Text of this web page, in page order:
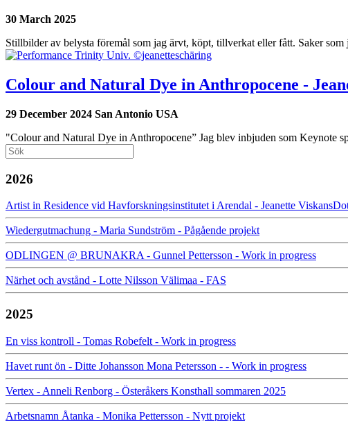
30 March 2025
Stillbilder av belysta föremål som jag ärvt, köpt, tillverkat eller fått. Saker
Colour and Natural Dye in Anthropocene -
29 December 2024 San Antonio USA
"Colour and Natural Dye in Anthropocene” Jag blev inbjuden som Keynote
Search
2026
Artist in Residence vid Havforskningsinstitutet i Arendal - Jeanette
Wiedergutmachung - Maria Sundström - Pågående projekt
ODLINGEN @ BRUNAKRA - Gunnel Pettersson - Work in progress
Närhet och avstånd - Lotte Nilsson Välimaa - FAS
2025
En viss kontroll - Tomas Robefelt - Work in progress
Havet runt ön - Ditte Johansson Mona Petersson - - Work in progress
Vertex - Anneli Renborg - Österåkers Konsthall sommaren 2025
Arbetsnamn Åtanka - Monika Pettersson - Nytt projekt